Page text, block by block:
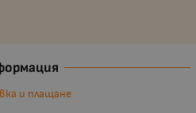
и плащане